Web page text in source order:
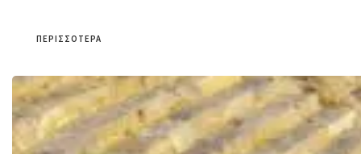
ΠΕΡΙΣΣΌΤΕΡΑ